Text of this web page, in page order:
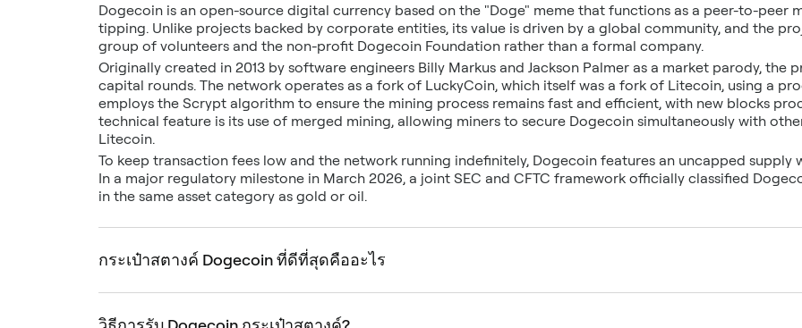
Dogecoin is an open-source digital currency based on the "Doge" meme that functions as a peer-to-peer
tipping. Unlike projects backed by corporate entities, its value is driven by a global community, and the
group of volunteers and the non-profit Dogecoin Foundation rather than a formal company.
Originally created in 2013 by software engineers Billy Markus and Jackson Palmer as a market parody, the
capital rounds. The network operates as a fork of LuckyCoin, which itself was a fork of Litecoin, using a
employs the Scrypt algorithm to ensure the mining process remains fast and efficient, with new blocks
technical feature is its use of merged mining, allowing miners to secure Dogecoin simultaneously with
Litecoin.
To keep transaction fees low and the network running indefinitely, Dogecoin features an uncapped supply
In a major regulatory milestone in March 2026, a joint SEC and CFTC framework officially classified
in the same asset category as gold or oil.
กระเป๋าสตางค์ Dogecoin ที่ดีที่สุดคืออะไร